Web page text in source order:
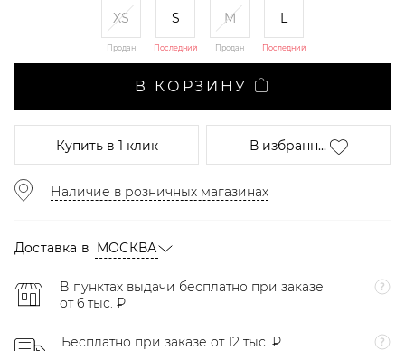
XS
Продан
S
Последний
M
Продан
L
Последний
В КОРЗИНУ
Купитьв 1 клик В избранн...
Наличие в розничных магазинах
Доставка в МОСКВА
В пунктах выдачи бесплатно при заказе
от 6 тыс. ₽
Бесплатно при заказе от 12 тыс. ₽.